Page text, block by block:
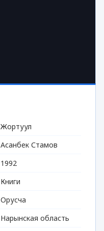
Жортуул
Асанбек Стамов
1992
Книги
Орусча
Нарынская область